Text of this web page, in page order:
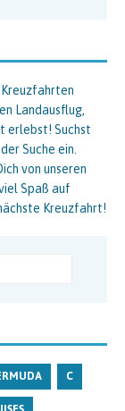
Landausflug,
erlebst! Suchst
Suche ein.
von unseren
Spaß auf
Kreuzfahrt!
C